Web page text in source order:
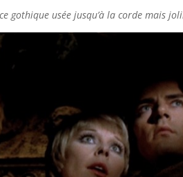
gothique usée jusqu’à la corde mais